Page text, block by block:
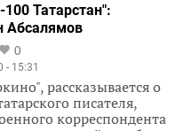
Татарстан":
Абсалямов
0
- 15:31
рассказывается о
писателя,
корреспондента